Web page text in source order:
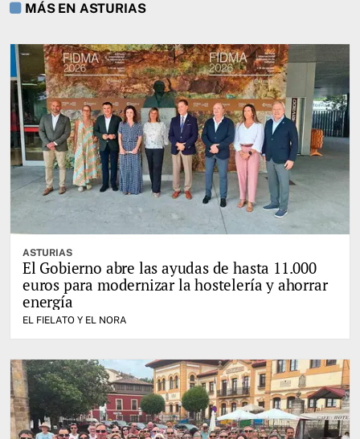
MÁS EN ASTURIAS
ASTURIAS
El Gobierno abre las ayudas de hasta 11.000
euros para modernizar la hostelería y ahorrar
energía
EL FIELATO Y EL NORA